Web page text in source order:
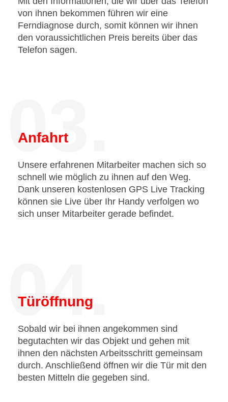
von ihnen bekommen führen wir eine
Ferndiagnose durch, somit können wir ihnen
den voraussichtlichen Preis bereits über das
Telefon sagen.
03.
Anfahrt
Unsere erfahrenen Mitarbeiter machen sich so
schnell wie möglich zu ihnen auf den Weg.
Dank unseren kostenlosen GPS Live Tracking
können sie Live über Ihr Handy verfolgen wo
sich unser Mitarbeiter gerade befindet.
04.
Türöffnung
Sobald wir bei ihnen angekommen sind
begutachten wir das Objekt und gehen mit
ihnen den nächsten Arbeitsschritt gemeinsam
durch. Anschließend öffnen wir die Tür mit den
besten Mitteln die gegeben sind.